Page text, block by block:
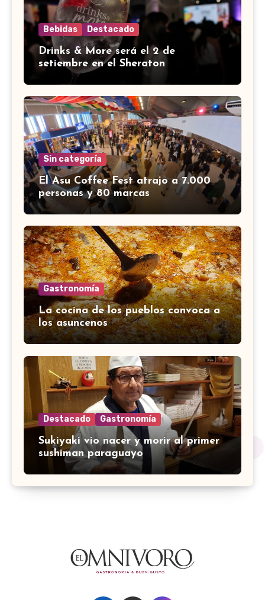
Bebidas Destacado
Drinks & More será el 2 de
setiembre en el Sheraton
Sin categoría
El Asu Coffee Fest atrajo a 7.000
personas y 80 marcas
Gastronomía
La cocina de los pueblos convoca a
los asuncenos
Destacado Gastronomía
Sukiyaki vio nacer y morir al primer
sushiman paraguayo